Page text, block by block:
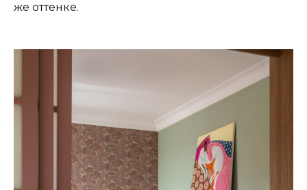
же оттенке.